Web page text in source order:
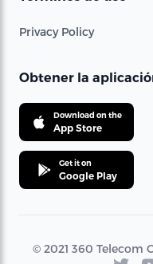
Privacy Policy
Obtener la
Download on the
App Store
Get it on
Google Play
© 2021 360 Telecom